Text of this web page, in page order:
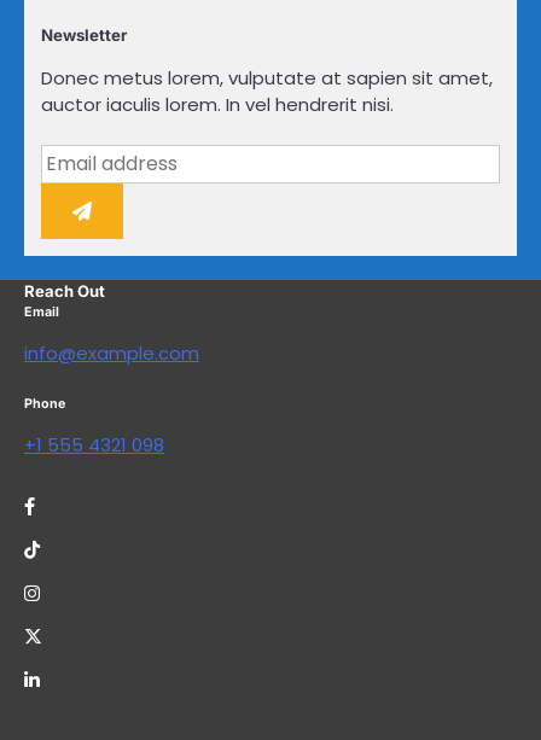
Newsletter
Donec metus lorem, vulputate at sapien sit amet,
auctor iaculis lorem. In vel hendrerit nisi.
Reach Out
Email
info@example.com
Phone
+1 555 4321 098